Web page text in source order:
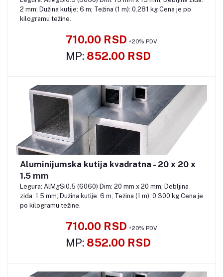
2 mm; Dužina kutije: 6 m; Težina (1 m): 0.281 kg Cena je po
kilogramu težine.
710.00 RSD +20% PDV
MP: 852.00 RSD
Pozovite
Aluminijumska kutija kvadratna - 20 x 20 x
1.5 mm
Legura: AlMgSi0.5 (6060) Dim: 20 mm x 20 mm; Debljina
zida: 1.5 mm; Dužina kutije: 6 m; Težina (1 m): 0.300 kg Cena je
po kilogramu težine.
710.00 RSD +20% PDV
MP: 852.00 RSD